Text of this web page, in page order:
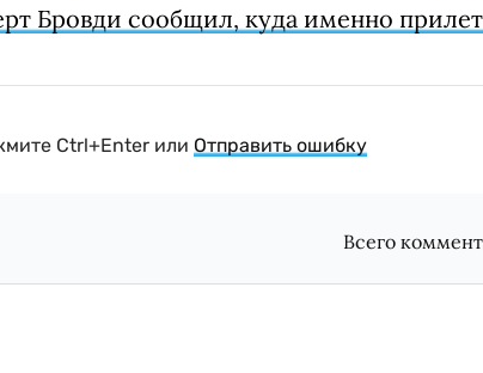
Бровди сообщил, куда именно
Ctrl+Enter или Отправить ошибку
Всего